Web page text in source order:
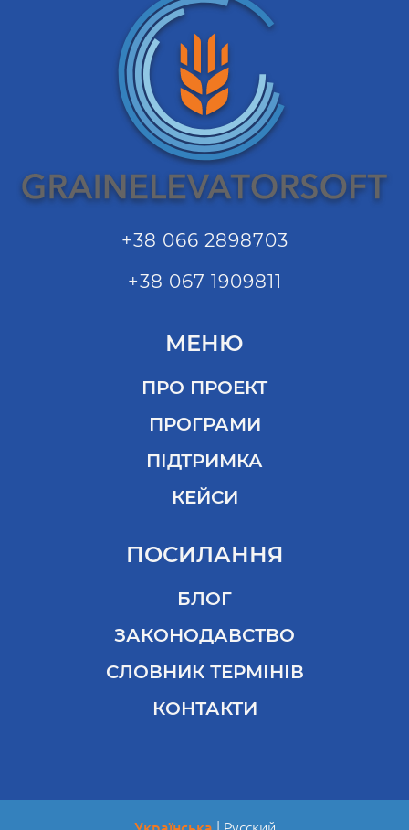
+38 066 2898703
+38 067 1909811
МЕНЮ
ПРО ПРОЕКТ
ПРОГРАМИ
ПІДТРИМКА
КЕЙСИ
ПОСИЛАННЯ
БЛОГ
ЗАКОНОДАВСТВО
СЛОВНИК ТЕРМІНІВ
КОНТАКТИ